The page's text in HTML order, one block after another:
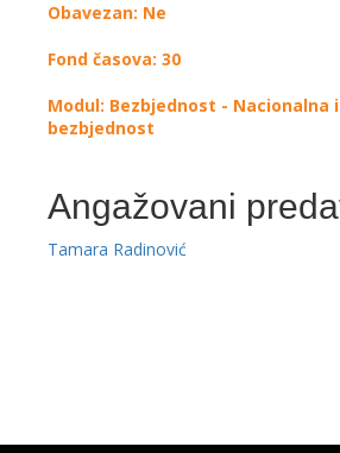
Obavezan: Ne
Fond časova: 30
Modul: Bezbjednost - Nacionalna
bezbjednost
Angažovani
Tamara Radinović